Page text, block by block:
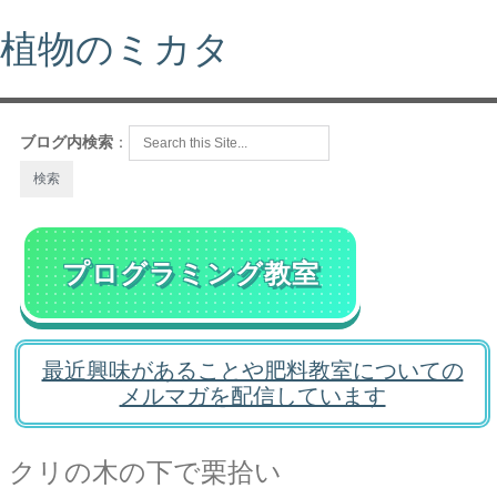
植物のミカタ
ブログ内検索 ：
プログラミング教室
最近興味があることや肥料教室についての
メルマガを配信しています
クリの木の下で栗拾い